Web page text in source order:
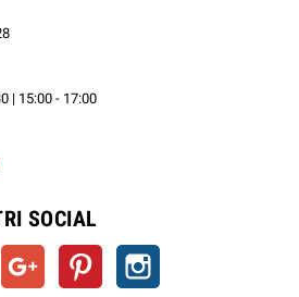
| 15:00 - 17:00
SOCIAL
Google+ Pinterest